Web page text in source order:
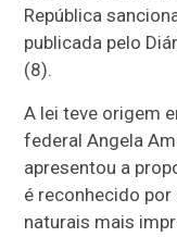
República
publicada pelo
(8).
A lei teve origem
federal Angela
apresentou a
é reconhecido
naturais mais